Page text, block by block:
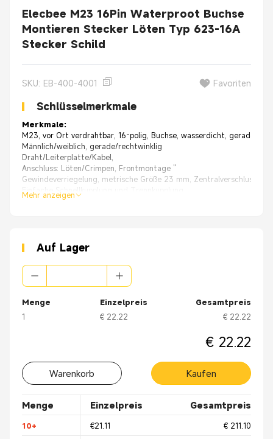
Elecbee M23 16Pin Waterproot Buchse
Montieren Stecker Löten Typ 623-16A
Stecker Schild
SKU: EB-400-4001 Favoriten
Schlüsselmerkmale
Merkmale:
M23, vor Ort verdrahtbar, 16-polig, Buchse, wasserdicht, gerade,
Männlich/weiblich, gerade/rechtwinklig
Draht/Leiterplatte/Kabel,
Anschluss: Löten/Crimpen, Frontmontage "
Gewindeverriegelung, metrische Größe 23 mm, Zentralverschluss
Einfache Schnellkupplung und Trennkupplung
Hohe Qualität mit 30 Tagen 100 % Geld-zurück-Garantie.
● xa0Automatisierung
● Stromerzeugung
● Schiffbau
● Medizin
Mehr anzeigen
Auf Lager
Menge
1
Einzelpreis
€ 22.22
Gesamtpreis
€ 22.22
€ 22.22
Warenkorb Kaufen
Menge Einzelpreis Gesamtpreis
10+ €21.11 € 211.10